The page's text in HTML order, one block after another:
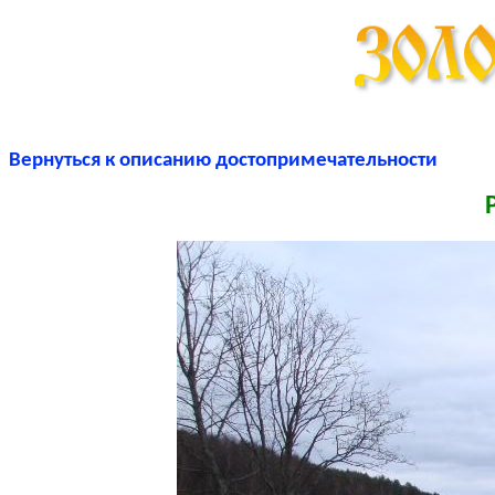
Вернуться к описанию достопримечательности